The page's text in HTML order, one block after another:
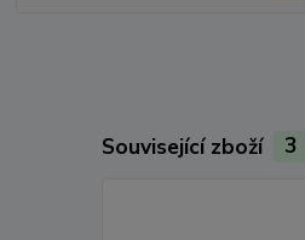
Související zboží 3